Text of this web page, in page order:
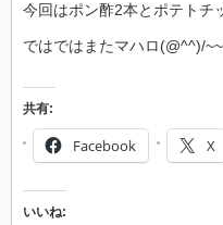
今回はポン酢2本とポテトチ
ではではまたマハロ(@^^)/
共有:
Facebook X
いいね: